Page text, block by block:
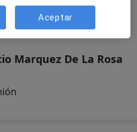
Marquez De La Rosa
Aceptar